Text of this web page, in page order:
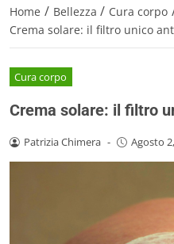
Home / Bellezza / Cura corpo
Crema solare: il filtro unico
Cura corpo
Crema solare: il filtro
Patrizia Chimera - Agosto